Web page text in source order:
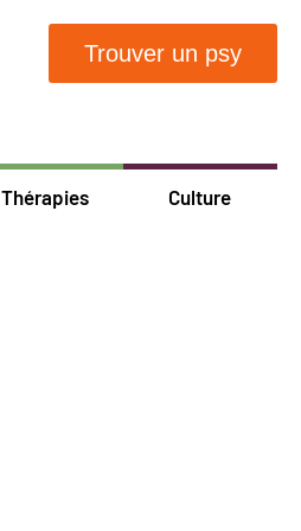
Trouver un psy
Thérapies Culture